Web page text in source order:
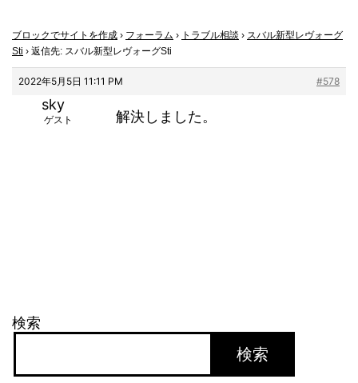
ブロックでサイトを作成 › フォーラム › トラブル相談 › スバル新型レヴォーグ
Sti › 返信先: スバル新型レヴォーグSti
2022年5月5日 11:11 PM #578
sky
ゲスト 解決しました。
検索
検索